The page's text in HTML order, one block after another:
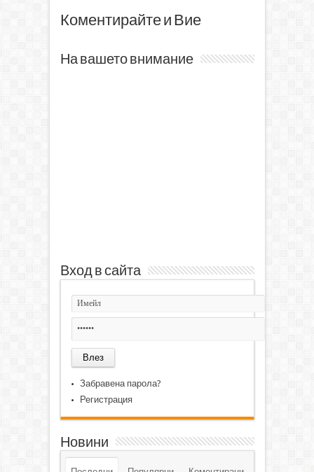
Коментирайте и Вие
На вашето внимание
Вход в сайта
Забравена парола?
Регистрация
Новини